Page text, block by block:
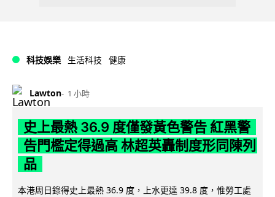
科技娛樂 生活科技 健康
Lawton 1 小時
史上最熱 36.9 度僅發黃色警告 紅黑警
告門檻定得過高 林超英轟制度形同陳列
品
本港周日錄得史上最熱 36.9 度，上水更達 39.8 度，惟勞工處